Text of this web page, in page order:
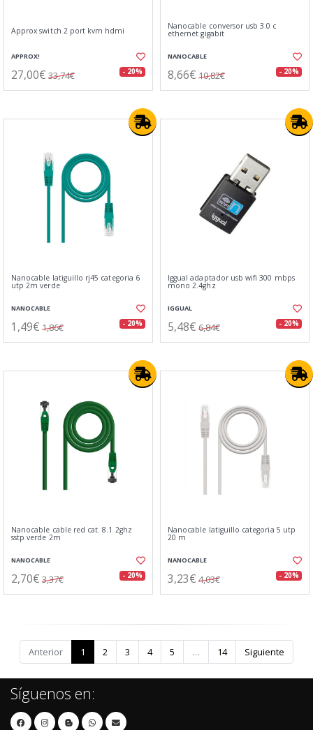
Approx switch 2 port kvm hdmi
APPROX!
27,00€ 33,74€ - 20%
Nanocable conversor usb 3.0 c
ethernet gigabit
NANOCABLE
8,66€ 10,82€ - 20%
Nanocable latiguillo rj45 categoria 6
utp 2m verde
NANOCABLE
1,49€ 1,86€ - 20%
Iggual adaptador usb wifi 300 mbps
mono 2.4ghz
IGGUAL
5,48€ 6,84€ - 20%
Nanocable cable red cat. 8.1 2ghz
sstp verde 2m
NANOCABLE
2,70€ 3,37€ - 20%
Nanocable latiguillo categoria 5 utp
20 m
NANOCABLE
3,23€ 4,03€ - 20%
Anterior 1 2 3 4 5 … 14 Siguiente
Síguenos en: